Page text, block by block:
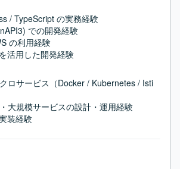
/ TypeScript の実務経験
での開発経験
の利用経験
活用した開発経験
ロサービス（Docker / Kubernetes / Isti
大規模サービスの設計・運用経験
装経験